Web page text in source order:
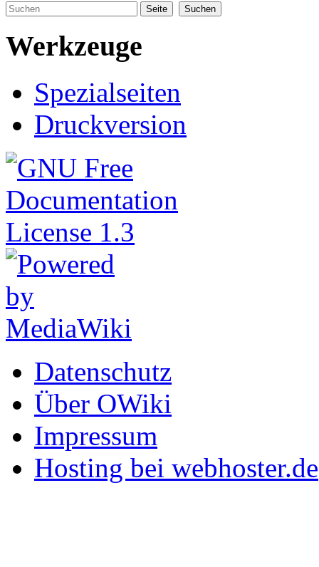
Werkzeuge
Spezialseiten
Druckversion
Datenschutz
Über OWiki
Impressum
Hosting bei webhoster.de